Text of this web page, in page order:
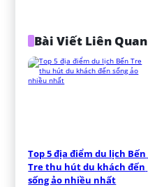
Bài Viết Liên Quan
Top 5 địa điểm du lịch Bến
Tre thu hút du khách đến
sống ảo nhiều nhất